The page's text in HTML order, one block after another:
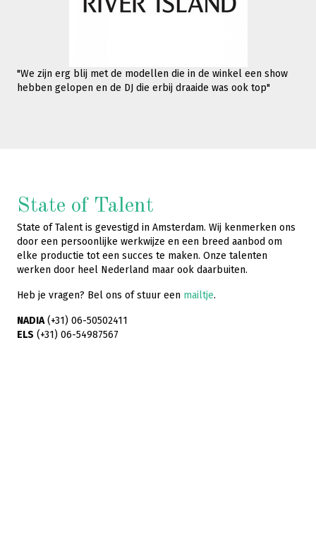
"We zijn erg blij met de modellen die in de winkel een show
hebben gelopen en de DJ die erbij draaide was ook top"
State of Talent
State of Talent is gevestigd in Amsterdam. Wij kenmerken ons
door een persoonlijke werkwijze en een breed aanbod om
elke productie tot een succes te maken. Onze talenten
werken door heel Nederland maar ook daarbuiten.
Heb je vragen? Bel ons of stuur een mailtje.
NADIA(+31) 06-50502411
ELS (+31) 06-54987567